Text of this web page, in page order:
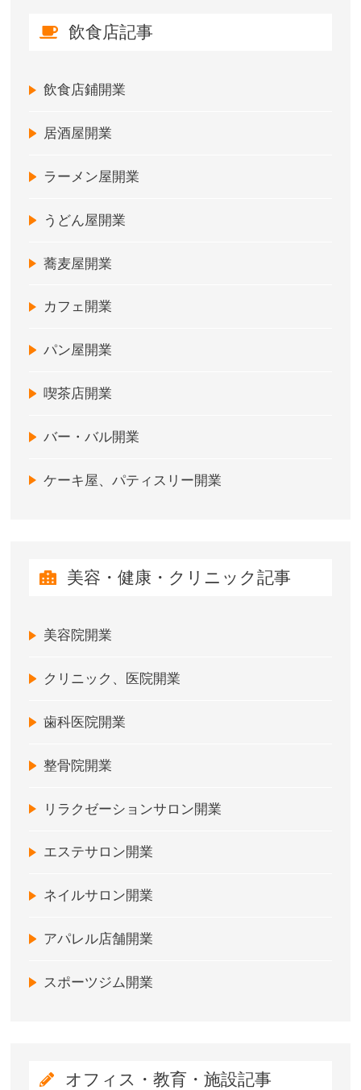
飲食店記事
飲食店鋪開業
居酒屋開業
ラーメン屋開業
うどん屋開業
蕎麦屋開業
カフェ開業
パン屋開業
喫茶店開業
バー・バル開業
ケーキ屋、パティスリー開業
美容・健康・クリニック記事
美容院開業
クリニック、医院開業
歯科医院開業
整骨院開業
リラクゼーションサロン開業
エステサロン開業
ネイルサロン開業
アパレル店舗開業
スポーツジム開業
オフィス・教育・施設記事